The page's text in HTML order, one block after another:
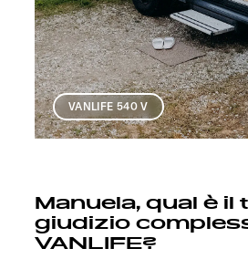
VANLIFE 540 V
Manuela, qual è il
giudizio
VANLIFE?